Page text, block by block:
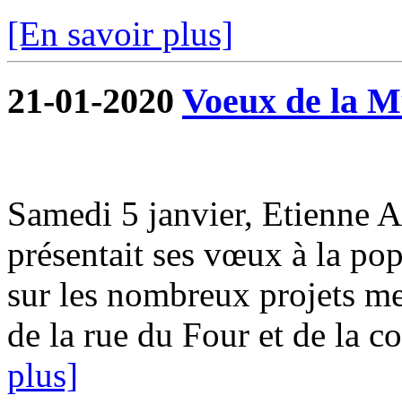
[En savoir plus]
21-01-2020 Voeux de la
Samedi 5 janvier, Etienne
présentait ses vœux à la
sur les nombreux projets
de la rue du Four et de la
plus]